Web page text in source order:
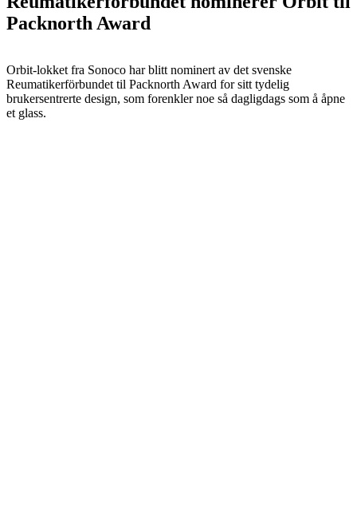
Packnorth Award
Orbit-lokket fra Sonoco har blitt nominert av det svenske
Reumatikerförbundet til Packnorth Award for sitt tydelig
brukersentrerte design, som forenkler noe så dagligdags som å åpne
et glass.